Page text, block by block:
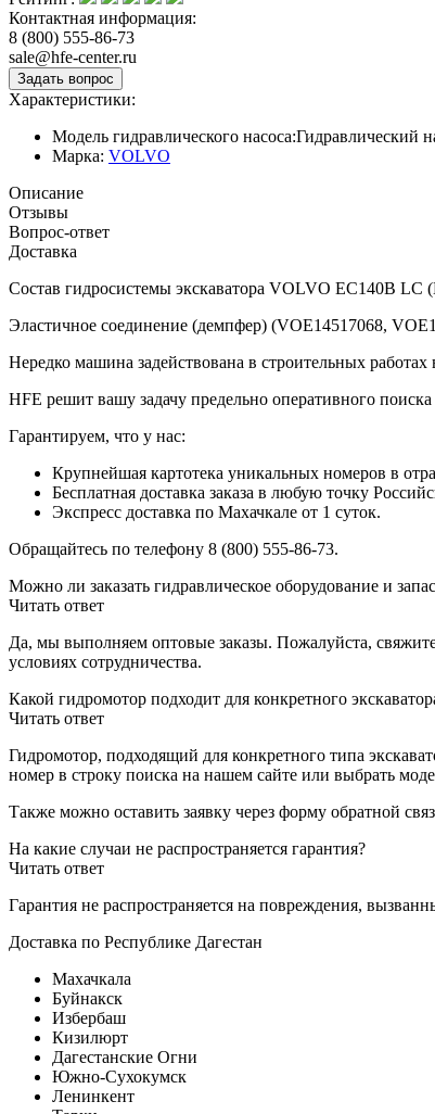
Контактная информация:
8 (800) 555-86-73
sale@hfe-center.ru
Характеристики:
Модель гидравлического насоса:Гидравлический
Марка: VOLVO
Описание
Отзывы
Вопрос-ответ
Доставка
Состав гидросистемы экскаватора VOLVO EC140B LC
Эластичное соединение (демпфер) (VOE14517068,
Нередко машина задействована в строительных
HFE решит вашу задачу предельно оперативного поиска
Гарантируем, что у нас:
Крупнейшая картотека уникальных номеров в
Бесплатная доставка заказа в любую точку
Экспресс доставка по Махачкале от 1 суток.
Обращайтесь по телефону 8 (800) 555-86-73.
Можно ли заказать гидравлическое оборудование и
Читать ответ
Да, мы выполняем оптовые заказы. Пожалуйста,
условиях сотрудничества.
Какой гидромотор подходит для конкретного
Читать ответ
Гидромотор, подходящий для конкретного типа
номер в строку поиска на нашем сайте или выбрать
Также можно оставить заявку через форму обратной
На какие случаи не распространяется гарантия?
Читать ответ
Гарантия не распространяется на повреждения,
Доставка по Республике Дагестан
Махачкала
Буйнакск
Избербаш
Кизилюрт
Дагестанские Огни
Южно-Сухокумск
Ленинкент